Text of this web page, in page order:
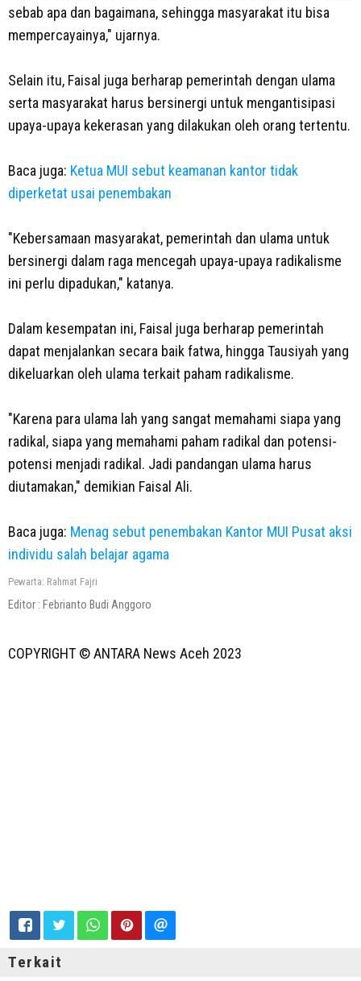
sebab apa dan bagaimana, sehingga masyarakat itu bisa
mempercayainya," ujarnya.
Selain itu, Faisal juga berharap pemerintah dengan ulama
serta masyarakat harus bersinergi untuk mengantisipasi
upaya-upaya kekerasan yang dilakukan oleh orang tertentu.
Baca juga: Ketua MUI sebut keamanan kantor tidak
diperketat usai penembakan
"Kebersamaan masyarakat, pemerintah dan ulama untuk
bersinergi dalam raga mencegah upaya-upaya radikalisme
ini perlu dipadukan," katanya.
Dalam kesempatan ini, Faisal juga berharap pemerintah
dapat menjalankan secara baik fatwa, hingga Tausiyah yang
dikeluarkan oleh ulama terkait paham radikalisme.
"Karena para ulama lah yang sangat memahami siapa yang
radikal, siapa yang memahami paham radikal dan potensi-
potensi menjadi radikal. Jadi pandangan ulama harus
diutamakan," demikian Faisal Ali.
Baca juga: Menag sebut penembakan Kantor MUI Pusat aksi
individu salah belajar agama
Pewarta: Rahmat Fajri
Editor : Febrianto Budi Anggoro
COPYRIGHT © ANTARA News Aceh 2023
Terkait